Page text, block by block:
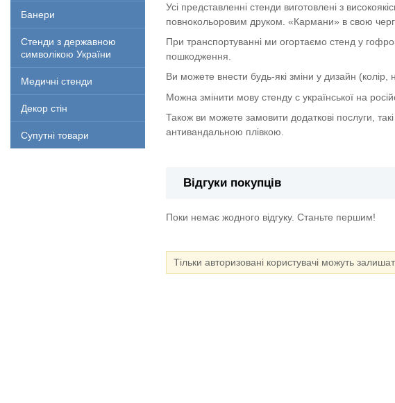
Банери
Стенди з державною
символікою України
Медичні стенди
Декор стін
Супутні товари
Усі представленні стенди виготовлені з
повнокольоровим друком. «Кармани» в свою
При транспортуванні ми огортаємо стенд у
пошкодження.
Ви можете внести будь-які зміни у дизайн
Можна змінити мову стенду с української на
Також ви можете замовити додаткові послуги,
антивандальною плівкою.
Відгуки покупців
Поки немає жодного відгуку. Станьте першим!
Тільки авторизовані користувачі можуть